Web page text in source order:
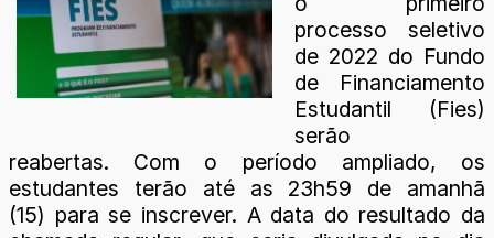
processo seletivo
de 2022 do Fundo
de Financiamento
Estudantil (Fies)
serão
reabertas. Com o período ampliado, os
estudantes terão até as 23h59 de amanhã
(15) para se inscrever. A data do resultado da